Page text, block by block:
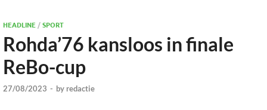
HEADLINE/SPORT
Rohda’76 kansloos in finale
ReBo-cup
27/08/2023 - by redactie